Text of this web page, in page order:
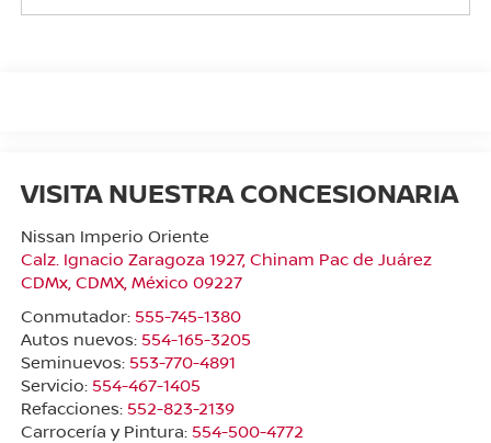
VISITA NUESTRA CONCESIONARIA
Nissan Imperio Oriente
Calz. Ignacio Zaragoza 1927, Chinam Pac de Juárez
CDMx, CDMX, México 09227
Conmutador: 555-745-1380
Autos nuevos: 554-165-3205
Seminuevos: 553-770-4891
Servicio: 554-467-1405
Refacciones: 552-823-2139
Carrocería y Pintura: 554-500-4772